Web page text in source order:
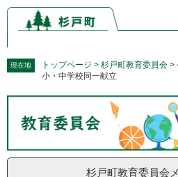
ペ
の
で
メ
ー
ば
文
現在地 トップページ > 杉戸町教育委員会 >
小・中学校同一献立
杉戸町教育委員会